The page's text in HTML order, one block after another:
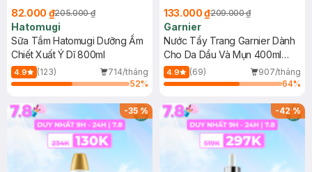
82.000 ₫205.000 ₫
Hatomugi
Sữa Tắm Hatomugi Dưỡng Ẩm
Chiết Xuất Ý Dĩ 800ml
4.9 (123)
714/tháng
52%
133.000 ₫209.000 ₫
Garnier
Nước Tẩy Trang Garnier Dành
Cho Da Dầu Và Mụn 400ml
(Mới)
4.9 (69)
907/tháng
64%
-35% -42%